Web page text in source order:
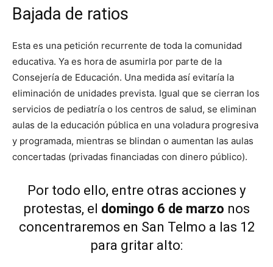
Bajada de ratios
Esta es una petición recurrente de toda la comunidad
educativa. Ya es hora de asumirla por parte de la
Consejería de Educación. Una medida así evitaría la
eliminación de unidades prevista. Igual que se cierran los
servicios de pediatría o los centros de salud, se eliminan
aulas de la educación pública en una voladura progresiva
y programada, mientras se blindan o aumentan las aulas
concertadas (privadas financiadas con dinero público).
Por todo ello, entre otras acciones y
protestas, el domingo 6 de marzo nos
concentraremos en San Telmo a las 12
para gritar alto: